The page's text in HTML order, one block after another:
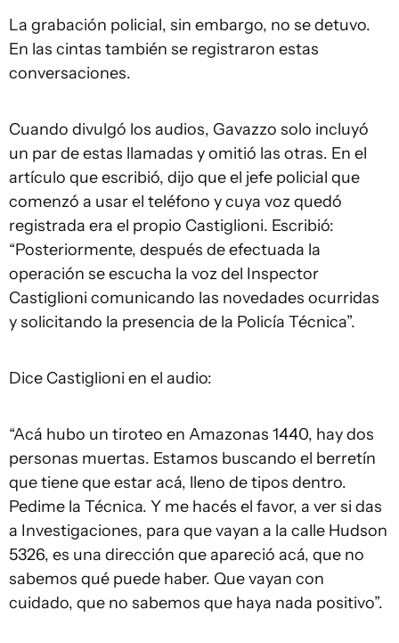
La grabación policial, sin embargo, no se detuvo.
En las cintas también se registraron estas
conversaciones.
Cuando divulgó los audios, Gavazzo solo incluyó
un par de estas llamadas y omitió las otras. En el
artículo que escribió, dijo que el jefe policial que
comenzó a usar el teléfono y cuya voz quedó
registrada era el propio Castiglioni. Escribió:
“Posteriormente, después de efectuada la
operación se escucha la voz del Inspector
Castiglioni comunicando las novedades ocurridas
y solicitando la presencia de la Policía Técnica”.
Dice Castiglioni en el audio:
“Acá hubo un tiroteo en Amazonas 1440, hay dos
personas muertas. Estamos buscando el berretín
que tiene que estar acá, lleno de tipos dentro.
Pedime la Técnica. Y me hacés el favor, a ver si das
a Investigaciones, para que vayan a la calle Hudson
5326, es una dirección que apareció acá, que no
sabemos qué puede haber. Que vayan con
cuidado, que no sabemos que haya nada positivo”.